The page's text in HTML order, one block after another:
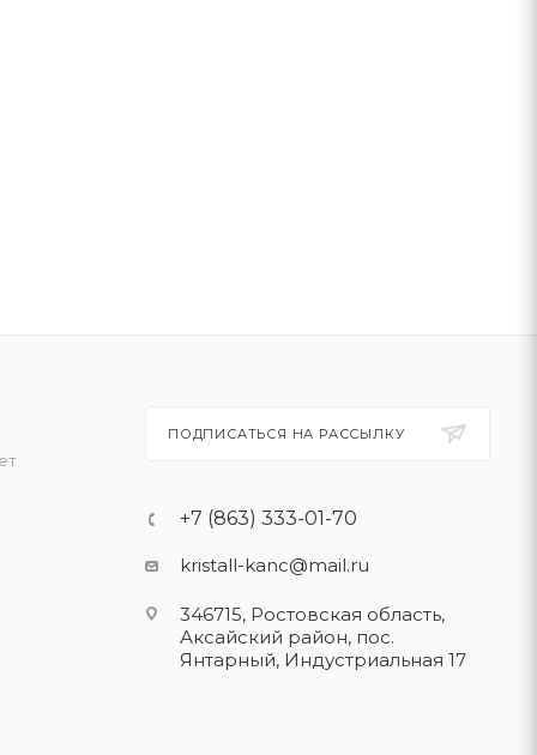
ПОДПИСАТЬСЯ НА РАССЫЛКУ
+7 (863) 333-01-70
kristall-kanc@mail.ru
346715, Ростовская область​,
Аксайский район, пос.
Янтарный, Индустриальная 17